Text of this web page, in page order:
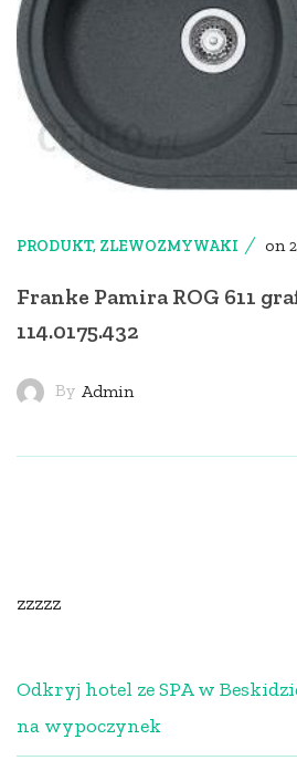
PRODUKT, ZLEWOZMYWAKI on
Franke Pamira ROG 611
114.0175.432
By Admin
zzzzz
Odkryj hotel ze SPA w
na wypoczynek